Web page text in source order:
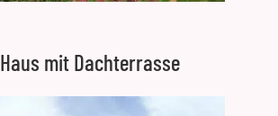
Haus mit Dachterrasse